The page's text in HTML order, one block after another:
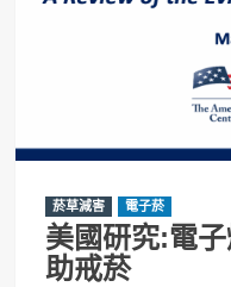
菸草減害 電子菸
美國研究:電
助戒菸